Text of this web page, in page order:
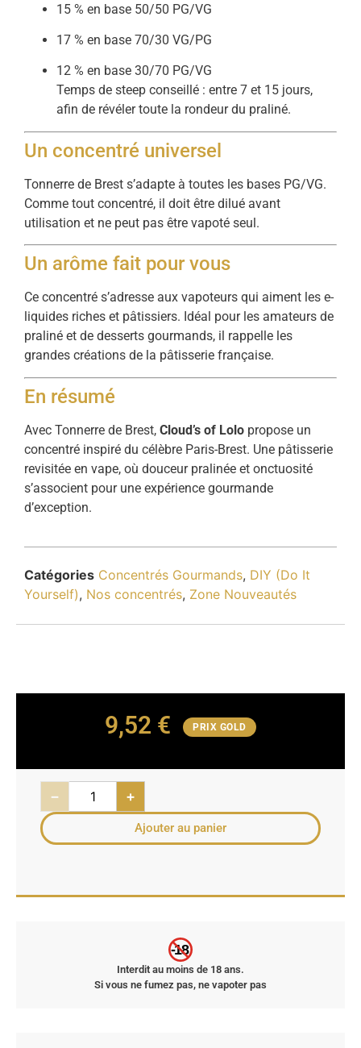
15 % en base 50/50 PG/VG
17 % en base 70/30 VG/PG
12 % en base 30/70 PG/VG
Temps de steep conseillé : entre 7 et 15 jours,
afin de révéler toute la rondeur du praliné.
Un concentré universel
Tonnerre de Brest s’adapte à toutes les bases PG/VG.
Comme tout concentré, il doit être dilué avant
utilisation et ne peut pas être vapoté seul.
Un arôme fait pour vous
Ce concentré s’adresse aux vapoteurs qui aiment les e-
liquides riches et pâtissiers. Idéal pour les amateurs de
praliné et de desserts gourmands, il rappelle les
grandes créations de la pâtisserie française.
En résumé
Avec Tonnerre de Brest, Cloud’s of Lolo propose un
concentré inspiré du célèbre Paris-Brest. Une pâtisserie
revisitée en vape, où douceur pralinée et onctuosité
s’associent pour une expérience gourmande
d’exception.
Catégories Concentrés Gourmands, DIY (Do It
Yourself), Nos concentrés, Zone Nouveautés
9,52 € PRIX GOLD
− +
Ajouter au panier
-18
Interdit au moins de 18 ans.
Si vous ne fumez pas, ne vapoter pas